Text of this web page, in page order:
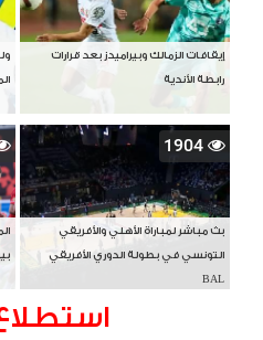
إيقافات الزمالك وبيراميدز بعد قرارات
رابطة الأندية
1904
بث مباشر لمباراة الأهلي والأفريقي
التونسي في بطولة الدوري الأفريقي
BAL